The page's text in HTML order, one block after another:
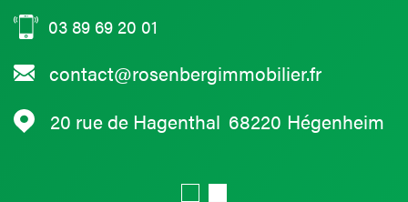
03 89 69 20 01
contact@rosenbergimmobilier.fr
20 rue de Hagenthal 68220 Hégenheim